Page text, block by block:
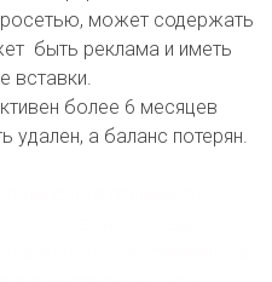
может содержать
быть реклама и иметь
вставки.
более 6 месяцев
удален, а баланс потерян.